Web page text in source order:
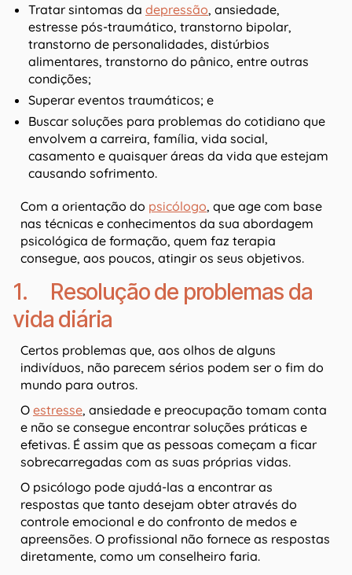
Tratar sintomas da depressão, ansiedade,
estresse pós-traumático, transtorno bipolar,
transtorno de personalidades, distúrbios
alimentares, transtorno do pânico, entre outras
condições;
Superar eventos traumáticos; e
Buscar soluções para problemas do cotidiano que
envolvem a carreira, família, vida social,
casamento e quaisquer áreas da vida que estejam
causando sofrimento.
Com a orientação do psicólogo, que age com base
nas técnicas e conhecimentos da sua abordagem
psicológica de formação, quem faz terapia
consegue, aos poucos, atingir os seus objetivos.
1. Resolução de problemas da
vida diária
Certos problemas que, aos olhos de alguns
indivíduos, não parecem sérios podem ser o fim do
mundo para outros.
O estresse, ansiedade e preocupação tomam conta
e não se consegue encontrar soluções práticas e
efetivas. É assim que as pessoas começam a ficar
sobrecarregadas com as suas próprias vidas.
O psicólogo pode ajudá-las a encontrar as
respostas que tanto desejam obter através do
controle emocional e do confronto de medos e
apreensões. O profissional não fornece as respostas
diretamente, como um conselheiro faria.